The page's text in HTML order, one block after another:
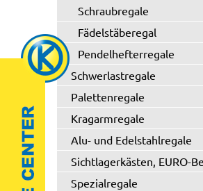
Schraubregale
Fädelstäberegal
Pendelhefterregale
Schwerlastregale
Palettenregale
Kragarmregale
Alu- und Edelstahlregale
Sichtlagerkästen, EURO-
Spezialregale